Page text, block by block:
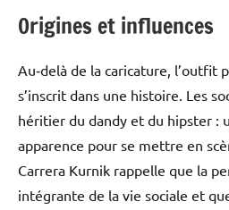
Origines et influences
Au‑delà de la caricature, l’outfit
s’inscrit dans une histoire. Les
héritier du dandy et du hipster :
apparence pour se mettre en
Carrera Kurnik rappelle que la
intégrante de la vie sociale et